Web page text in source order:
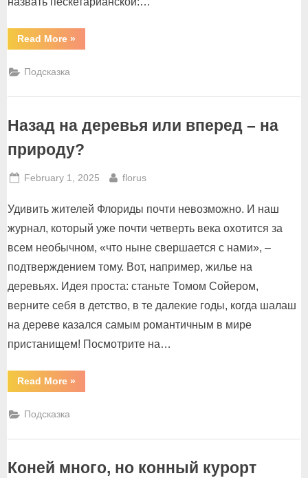
Read More“Пескетариан
–
гурман”
»
Подсказка
Назад на деревья или вперед – на
природу?
Posted
February 1, 2025 By
florus
Удивить жителей Флориды почти невозможно. И наш
журнал, который уже почти четверть века охотится за
всем необычном, «что ныне свершается с нами», –
подтверждением тому. Вот, например, жилье на
деревьях. Идея проста: станьте Томом Сойером,
верните себя в детство, в те далекие годы, когда шалаш
на дереве казался самым романтичным в мире
пристанищем! Посмотрите на…
Read More“Назад
на
вперед
на
»
Подсказка
Коней много, но конный курорт